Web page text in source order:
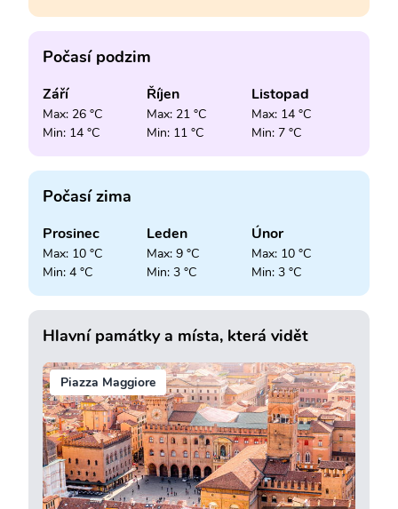
Počasí podzim
Září
Max: 26 °C
Min: 14 °C
Říjen
Max: 21 °C
Min: 11 °C
Listopad
Max: 14 °C
Min: 7 °C
Počasí zima
Prosinec
Max: 10 °C
Min: 4 °C
Leden
Max: 9 °C
Min: 3 °C
Únor
Max: 10 °C
Min: 3 °C
Hlavní památky a místa, která vidět
Piazza Maggiore